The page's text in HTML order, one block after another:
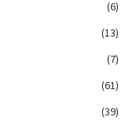
(6)
(13)
(7)
(61)
(39)